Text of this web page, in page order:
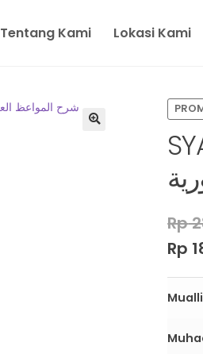
Tentang Kami Lokasi Kami
Rp
Rp